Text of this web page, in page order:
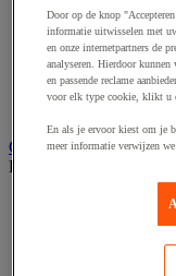
Accessoires voor
Batterij, oplader
Elektrische kabel
Elektrische
Verlengsnoer,
Gereedschap opbergen
Bekijk de hele
Verrijdbare
Door op de knop
informatie uitwisselen met
en onze internetpartners de
analyseren. Hierdoor kunnen
en passende reclame
voor elk type cookie, klikt u
En als je ervoor kiest om je
meer informatie verwijzen